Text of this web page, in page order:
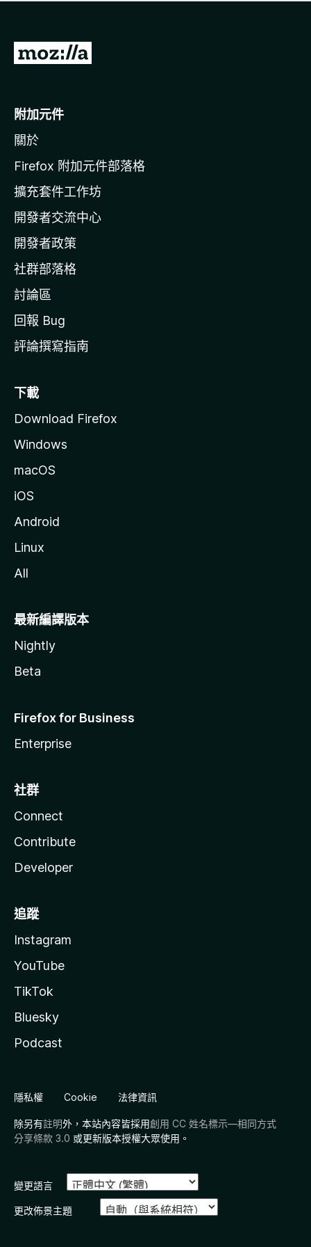
有
前
o
i
l
a
官
網
附加元件
關於
Firefox 附加元件部落格
擴充套件工作坊
開發者交流中心
開發者政策
社群部落格
討論區
回報 Bug
評論撰寫指南
下載
Download Firefox
Windows
macOS
iOS
Android
Linux
All
最新編譯版本
Nightly
Beta
Firefox for Business
Enterprise
社群
Connect
Contribute
Developer
追蹤
Instagram
YouTube
TikTok
Bluesky
Podcast
隱私權 Cookie 法律資訊
除另有註明外，本站內容皆採用創用 CC 姓名標示—相同方式
分享條款 3.0 或更新版本授權大眾使用。
變更語言
更改佈景主題